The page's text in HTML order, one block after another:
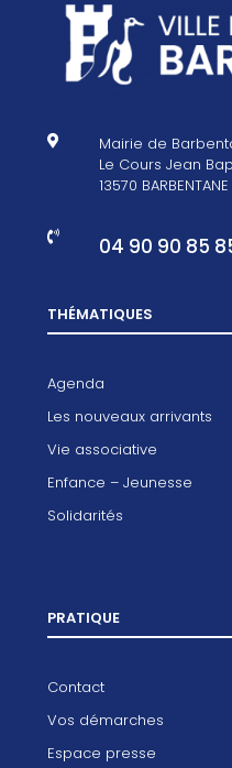

Mairie de
Le Cours Jean
13570 BARBENTANE
 04 90 90 85
THÉMATIQUES
Agenda
Les nouveaux arrivants
Vie associative
Enfance – Jeunesse
Solidarités
PRATIQUE
Contact
Vos démarches
Espace presse